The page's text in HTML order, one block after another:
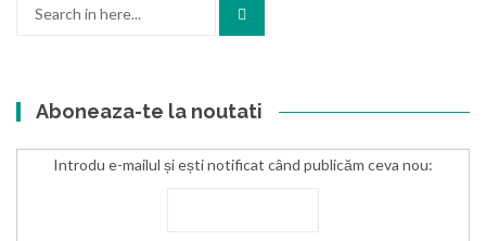
Aboneaza-te la noutati
Introdu e-mailul și ești notificat când publicăm ceva nou: